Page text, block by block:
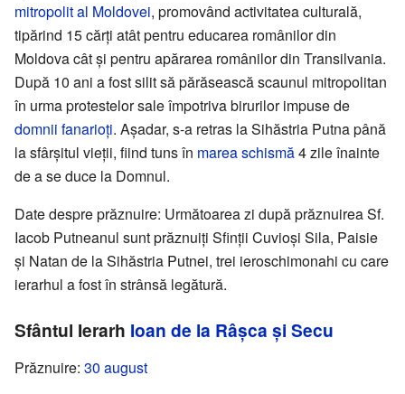
mitropolit al Moldovei, promovând activitatea culturală,
tipărind 15 cărți atât pentru educarea românilor din
Moldova cât și pentru apărarea românilor din Transilvania.
După 10 ani a fost silit să părăsească scaunul mitropolitan
în urma protestelor sale împotriva birurilor impuse de
domnii fanarioți. Așadar, s-a retras la Sihăstria Putna până
la sfârșitul vieții, fiind tuns în marea schismă4 zile înainte
de a se duce la Domnul.
Date despre prăznuire: Următoarea zi după prăznuirea Sf.
Iacob Putneanul sunt prăznuiți Sfinții Cuvioși Sila, Paisie
și Natan de la Sihăstria Putnei, trei ieroschimonahi cu care
ierarhul a fost în strânsă legătură.
Sfântul Ierarh Ioan de la Râșca și Secu
Prăznuire: 30 august